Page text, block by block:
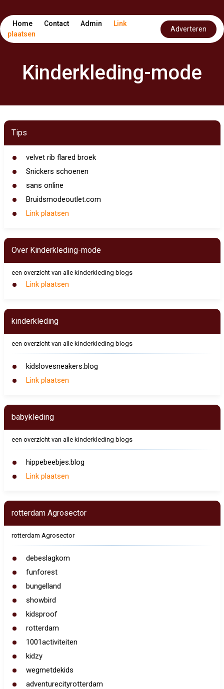
Home Contact Admin
Link
plaatsen
Adverteren
Kinderkleding-mode
Tips
velvet rib flared broek
Snickers schoenen
sans online
Bruidsmodeoutlet.com
Link plaatsen
Over Kinderkleding-mode
een overzicht van alle kinderkleding blogs
Link plaatsen
kinderkleding
een overzicht van alle kinderkleding blogs
kidslovesneakers.blog
Link plaatsen
babykleding
een overzicht van alle kinderkleding blogs
hippebeebjes.blog
Link plaatsen
rotterdam Agrosector
rotterdam Agrosector
debeslagkom
funforest
bungelland
showbird
kidsproof
rotterdam
1001activiteiten
kidzy
wegmetdekids
adventurecityrotterdam